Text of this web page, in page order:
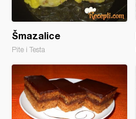
Šmazalice
Pite i Testa